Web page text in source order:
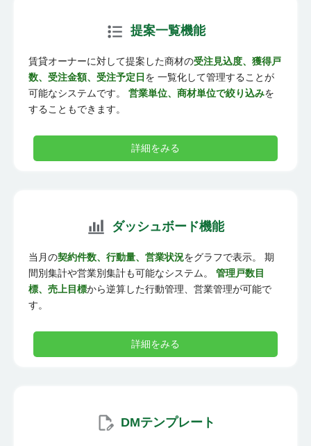
提案一覧機能
賃貸オーナーに対して提案した商材の受注見込度、獲得戸
数、受注金額、受注予定日 を 一覧化して管理することが
可能なシステムです。 営業単位、商材単位で絞り込みを
することもできます。
詳細をみる
ダッシュボード機能
当月の契約件数、行動量、営業状況をグラフで表示。 期
間別集計や営業別集計も可能なシステム。 管理戸数目
標、売上目標から逆算した行動管理、営業管理が可能で
す。
詳細をみる
DMテンプレート